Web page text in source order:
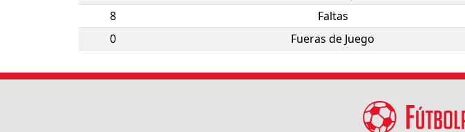
8
Faltas
0
Fueras de Juego